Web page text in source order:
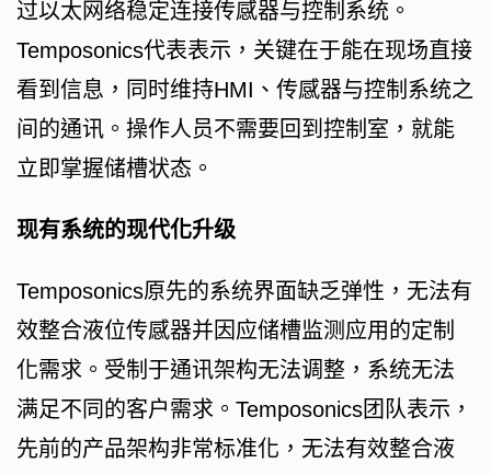
过以太网络稳定连接传感器与控制系统。
Temposonics代表表示，关键在于能在现场直接
看到信息，同时维持HMI、传感器与控制系统之
间的通讯。操作人员不需要回到控制室，就能
立即掌握储槽状态。
现有系统的现代化升级
Temposonics原先的系统界面缺乏弹性，无法有
效整合液位传感器并因应储槽监测应用的定制
化需求。受制于通讯架构无法调整，系统无法
满足不同的客户需求。Temposonics团队表示，
先前的产品架构非常标准化，无法有效整合液